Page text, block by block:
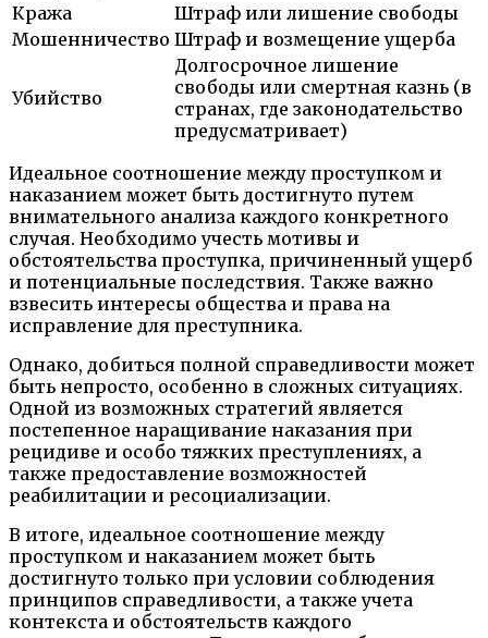
Кража
Штраф или лишение свободы
Мошенничество Штраф и возмещение ущерба
Убийство
Долгосрочное лишение
свободы или смертная казнь (в
странах, где законодательство
предусматривает)
Идеальное соотношение между проступком и
наказанием может быть достигнуто путем
внимательного анализа каждого конкретного
случая. Необходимо учесть мотивы и
обстоятельства проступка, причиненный ущерб
и потенциальные последствия. Также важно
взвесить интересы общества и права на
исправление для преступника.
Однако, добиться полной справедливости может
быть непросто, особенно в сложных ситуациях.
Одной из возможных стратегий является
постепенное наращивание наказания при
рецидиве и особо тяжких преступлениях, а
также предоставление возможностей
реабилитации и ресоциализации.
В итоге, идеальное соотношение между
проступком и наказанием может быть
достигнуто только при условии соблюдения
принципов справедливости, а также учета
контекста и обстоятельств каждого